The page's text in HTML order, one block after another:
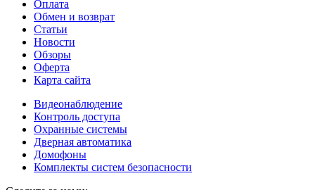
Оплата
Обмен и возврат
Статьи
Новости
Обзоры
Оферта
Карта сайта
Видеонаблюдение
Контроль доступа
Охранные системы
Дверная автоматика
Домофоны
Комплекты систем безопасности